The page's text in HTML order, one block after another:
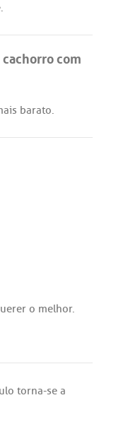
.
com
barato.
o melhor.
torna-se a